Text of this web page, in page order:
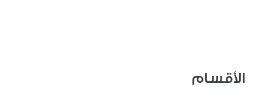
الأقسام